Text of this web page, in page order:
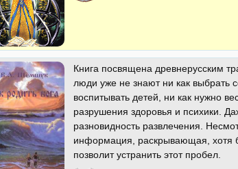
Книга посвящена древнерусским
люди уже не знают ни как выбрать
воспитывать детей, ни как нужно
разрушения здоровья и психики.
разно­видность развлечения.
информация, раскрываю­щая, хотя
позволит устранить этот пробел.